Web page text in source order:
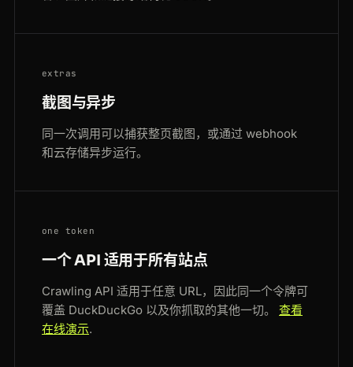
extras
截图与异步
同一次调用可以捕获整页截图，或通过 webhook
和云存储异步运行。
one token
一个 API 适用于所有站点
Crawling API 适用于任意 URL，因此同一个令牌可
覆盖 DuckDuckGo 以及你抓取的其他一切。 查看
在线演示.